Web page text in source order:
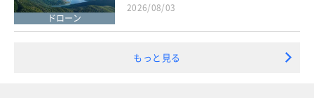
ドローン
2026/08/03
もっと見る